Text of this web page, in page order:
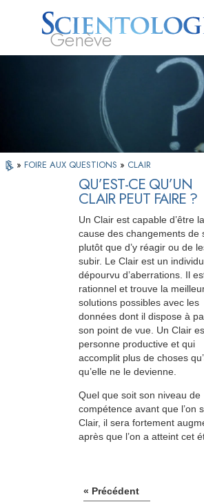
Genève
Qu’est-ce que la
Scientologie ?
Ministres
volontaires
» FOIRE AUX QUESTIONS » CLAIR
QU’EST-CE QU’UN
CLAIR PEUT FAIRE ?
Un Clair est capable d’être la
cause des changements de
plutôt que d’y réagir ou de
subir. Le Clair est un individu
dépourvu d’aberrations. Il
rationnel et trouve la
solutions possibles avec les
données dont il dispose à
son point de vue. Un Clair
personne productive et qui
accomplit plus de choses
qu’elle ne le devienne.
Quel que soit son niveau de
compétence avant que l’on
Clair, il sera fortement
après que l’on a atteint cet
« Précédent